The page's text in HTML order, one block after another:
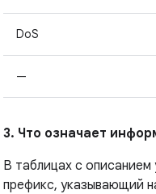
DoS
—
3. Что означает
В таблицах с
префикс, указывающий